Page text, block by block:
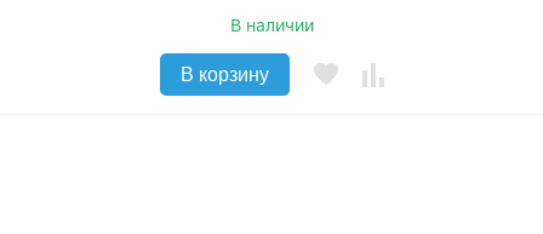
В наличии
В корзину